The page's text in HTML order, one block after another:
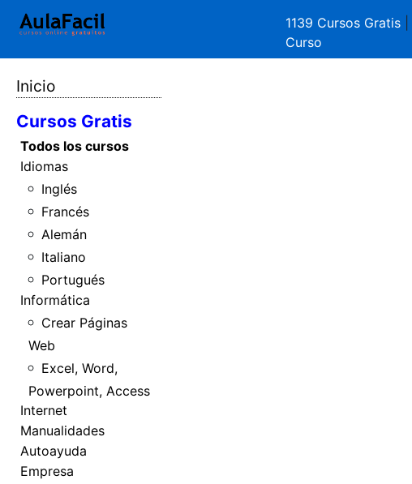
1139 Cursos Gratis
Curso
Inicio
Cursos Gratis
Todos los cursos
Idiomas
Inglés
Francés
Alemán
Italiano
Portugués
Informática
Crear Páginas
Web
Excel, Word,
Powerpoint, Access
Internet
Manualidades
Autoayuda
Empresa